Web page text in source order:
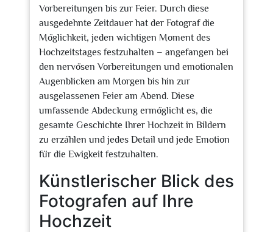
Vorbereitungen bis zur Feier. Durch diese
ausgedehnte Zeitdauer hat der Fotograf die
Möglichkeit, jeden wichtigen Moment des
Hochzeitstages festzuhalten – angefangen bei
den nervösen Vorbereitungen und emotionalen
Augenblicken am Morgen bis hin zur
ausgelassenen Feier am Abend. Diese
umfassende Abdeckung ermöglicht es, die
gesamte Geschichte Ihrer Hochzeit in Bildern
zu erzählen und jedes Detail und jede Emotion
für die Ewigkeit festzuhalten.
Künstlerischer Blick des
Fotografen auf Ihre
Hochzeit